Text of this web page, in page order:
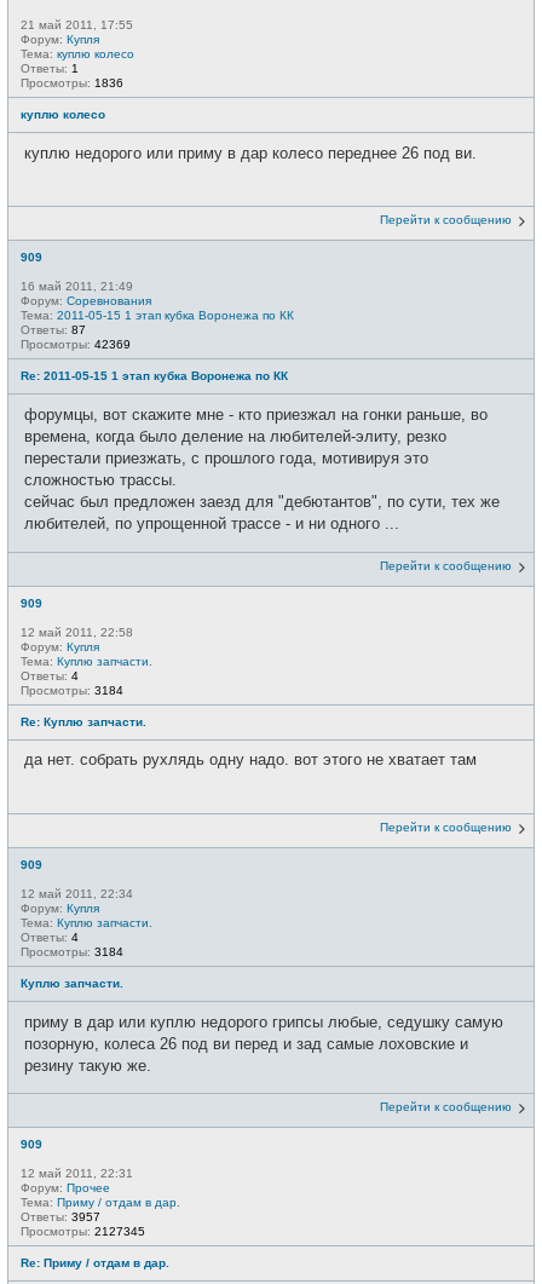
21 май 2011, 17:55
Форум: Купля
Тема: куплю колесо
Ответы: 1
Просмотры: 1836
куплю колесо
куплю недорого или приму в дар колесо переднее 26 под ви.
Перейти к сообщению
909
16 май 2011, 21:49
Форум: Соревнования
Тема: 2011-05-15 1 этап кубка Воронежа по КК
Ответы: 87
Просмотры: 42369
Re: 2011-05-15 1 этап кубка Воронежа по КК
форумцы, вот скажите мне - кто приезжал на гонки раньше, во
времена, когда было деление на любителей-элиту, резко
перестали приезжать, с прошлого года, мотивируя это
сложностью трассы.
сейчас был предложен заезд для "дебютантов", по сути, тех же
любителей, по упрощенной трассе - и ни одного ...
Перейти к сообщению
909
12 май 2011, 22:58
Форум: Купля
Тема: Куплю запчасти.
Ответы: 4
Просмотры: 3184
Re: Куплю запчасти.
да нет. собрать рухлядь одну надо. вот этого не хватает там
Перейти к сообщению
909
12 май 2011, 22:34
Форум: Купля
Тема: Куплю запчасти.
Ответы: 4
Просмотры: 3184
Куплю запчасти.
приму в дар или куплю недорого грипсы любые, седушку самую
позорную, колеса 26 под ви перед и зад самые лоховские и
резину такую же.
Перейти к сообщению
909
12 май 2011, 22:31
Форум: Прочее
Тема: Приму / отдам в дар.
Ответы: 3957
Просмотры: 2127345
Re: Приму / отдам в дар.